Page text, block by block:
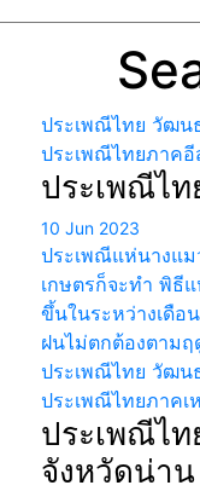
ประเพณีไทย วัฒน
ประเพณีไทยภาคอี
ประเพณีไ
10 Jun 2023
ประเพณีแห่นางแม
เกษตรก็จะทำ พิธี
ขึ้นในระหว่างเดือ
ฝนไม่ตกต้องตาม
ประเพณีไทย วัฒน
ประเพณีไทยภาคเ
ประเพณีไท
จังหวัดน่าน